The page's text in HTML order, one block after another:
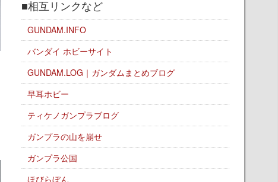
■相互リンクなど
GUNDAM.INFO
バンダイ ホビーサイト
GUNDAM.LOG｜ガンダムまとめブログ
早耳ホビー
ティケノガンプラブログ
ガンプラの山を崩せ
ガンプラ公国
ほびらぼん